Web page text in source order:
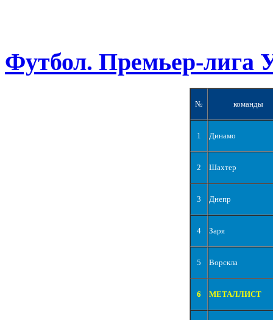
Футбол. Премьер-лига
№ команды
1 Динамо
2 Шахтер
3 Днепр
4 Заря
5 Ворскла
6 МЕТАЛЛИСТ